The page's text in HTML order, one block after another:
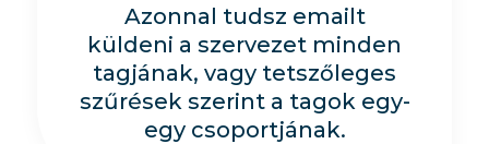
Azonnal tudsz emailt
küldeni a szervezet minden
tagjának, vagy tetszőleges
szűrések szerint a tagok egy-
egy csoportjának.